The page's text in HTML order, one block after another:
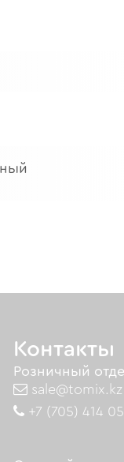
Контакты
Розничный
sale@tomix.kz
+7 (705) 414